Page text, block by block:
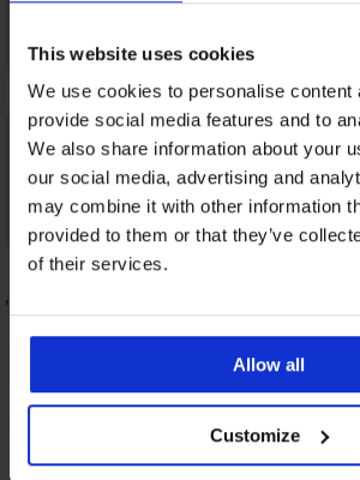
This website uses cookies
We use cookies to personalise content
provide social media features and to
We also share information about your
our social media, advertising and
may combine it with other information
provided to them or that they’ve
of their services.
Allow all
Customize
4,8
Popust -40%
Kupaće hlače MEN-A Johny
Otkrijte slične